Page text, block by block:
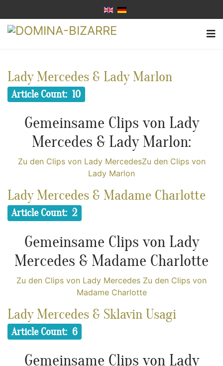
Lady Mercedes & Lady Marlon
Article Count: 10
Gemeinsame Clips von Lady
Mercedes & Lady Marlon:
Zu den Clips von Lady MercedesZu den Clips von
Lady Marlon
Lady Mercedes & Madame Charlotte
Article Count: 2
Gemeinsame Clips von Lady
Mercedes & Madame Charlotte
Zu den Clips von Lady Mercedes Zu den Clips von
Madame Charlotte
Lady Mercedes & Sklavin Usagi
Article Count: 6
Gemeinsame Clips von Lady